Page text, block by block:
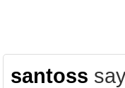
santoss